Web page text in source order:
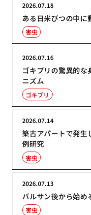
ある日米びつの中に
2026.07.18
害虫
ゴキブリの驚異的な
ニズム
2026.07.16
ゴキブリ
築古アパートで発生
例研究
2026.07.14
害虫
バルサン後から始め
2026.07.13
害虫